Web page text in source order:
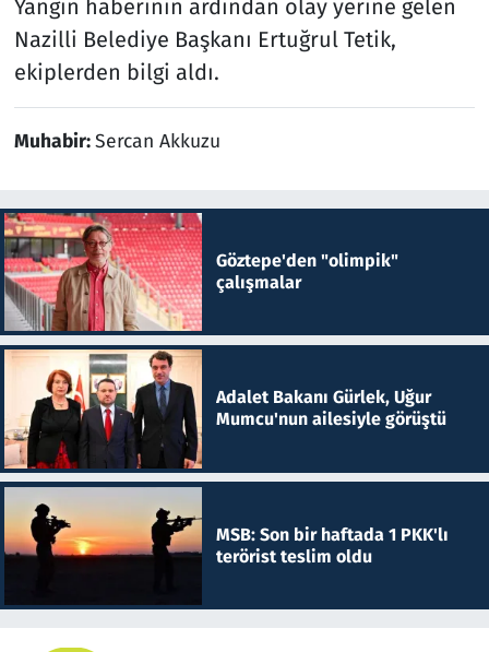
Yangın haberinin ardından olay yerine gelen
Nazilli Belediye Başkanı Ertuğrul Tetik,
ekiplerden bilgi aldı.
Muhabir:Sercan Akkuzu
Göztepe'den "olimpik"
çalışmalar
Adalet Bakanı Gürlek, Uğur
Mumcu'nun ailesiyle görüştü
MSB: Son bir haftada 1 PKK'lı
terörist teslim oldu